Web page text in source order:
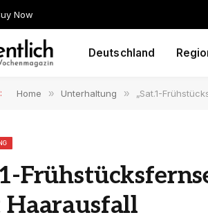
Now
Deutschland
Home » Unterhaltung » „Sat.1-
Haarausfall